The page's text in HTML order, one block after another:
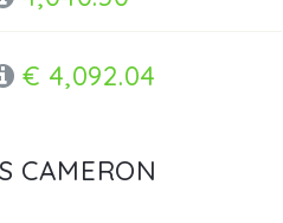
€ 4,092.04
CAMERON